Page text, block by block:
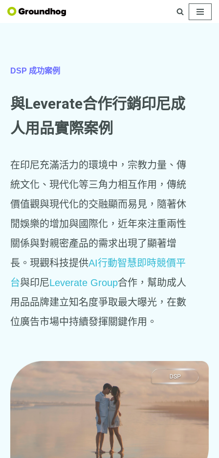
DSP 成功案例
與Leverate合作行銷印尼成
人用品實際案例
在印尼充滿活力的環境中，宗教力量、傳
統文化、現代化等三角力相互作用，傳統
價值觀與現代化的交融顯而易見，隨著休
閒娛樂的增加與國際化，近年來注重兩性
關係與對親密產品的需求出現了顯著增
長。現觀科技提供AI行動智慧即時競價平
台與印尼Leverate Group合作，幫助成人
用品品牌建立知名度爭取最大曝光，在數
位廣告市場中持續發揮關鍵作用。